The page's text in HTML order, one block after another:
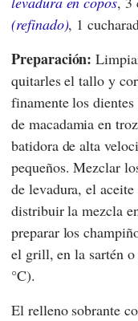
(refinado), 1
Preparación:
quitarles el tallo y
finamente los
de macadamia en
batidora de alta
pequeños. Mezclar
de levadura, el
distribuir la mezcla
preparar los
el grill, en la sartén
°C).
El relleno sobrante